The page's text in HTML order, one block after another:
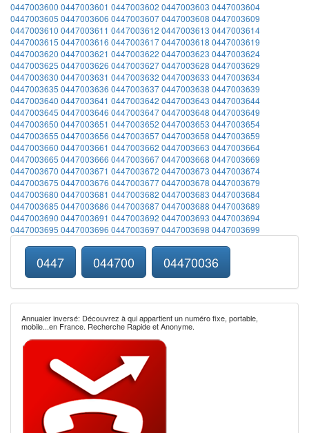
0447003600 0447003601 0447003602 0447003603 0447003604
0447003605 0447003606 04470036070447003608 0447003609
0447003610 0447003611 0447003612 0447003613 0447003614
0447003615 0447003616 04470036170447003618 0447003619
0447003620 0447003621 0447003622 0447003623 0447003624
0447003625 0447003626 04470036270447003628 0447003629
0447003630 0447003631 0447003632 0447003633 0447003634
0447003635 0447003636 04470036370447003638 0447003639
0447003640 0447003641 0447003642 0447003643 0447003644
0447003645 0447003646 04470036470447003648 0447003649
0447003650 0447003651 0447003652 0447003653 0447003654
0447003655 0447003656 04470036570447003658 0447003659
0447003660 0447003661 0447003662 0447003663 0447003664
0447003665 0447003666 04470036670447003668 0447003669
0447003670 0447003671 0447003672 0447003673 0447003674
0447003675 0447003676 04470036770447003678 0447003679
0447003680 0447003681 0447003682 0447003683 0447003684
0447003685 0447003686 04470036870447003688 0447003689
0447003690 0447003691 0447003692 0447003693 0447003694
0447003695 0447003696 04470036970447003698 0447003699
0447 044700 04470036
Annuaier inversé: Découvrez à qui appartient un numéro fixe, portable,
mobile...en France. Recherche Rapide et Anonyme.